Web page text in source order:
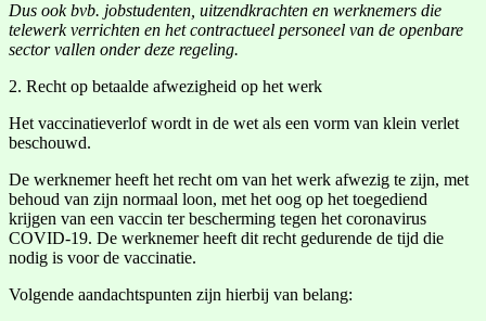
Dus ook bvb. jobstudenten, uitzendkrachten en werknemers die
telewerk verrichten en het contractueel personeel van de openbare
sector vallen onder deze regeling.
2. Recht op betaalde afwezigheid op het werk
Het vaccinatieverlof wordt in de wet als een vorm van klein verlet
beschouwd.
De werknemer heeft het recht om van het werk afwezig te zijn, met
behoud van zijn normaal loon, met het oog op het toegediend
krijgen van een vaccin ter bescherming tegen het coronavirus
COVID-19. De werknemer heeft dit recht gedurende de tijd die
nodig is voor de vaccinatie.
Volgende aandachtspunten zijn hierbij van belang: